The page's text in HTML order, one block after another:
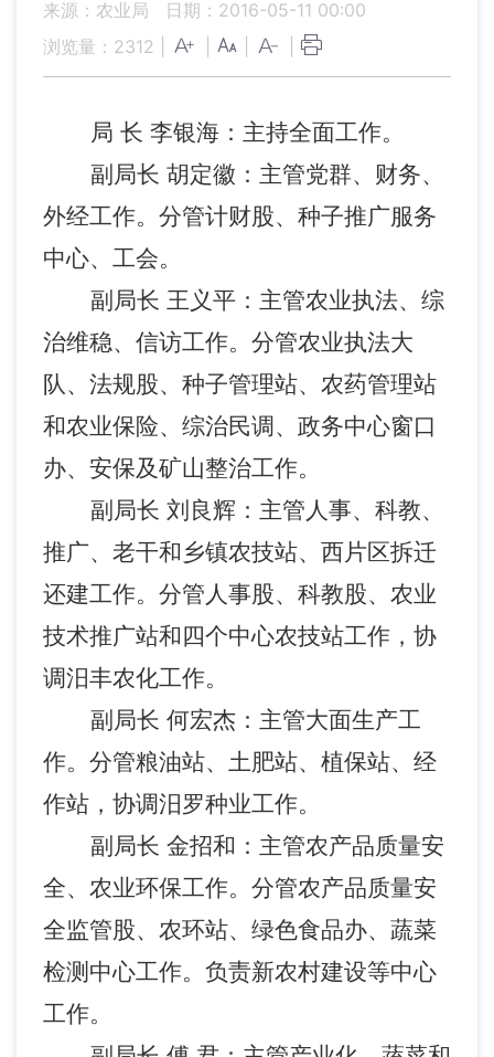
来源：农业局
日期：2016-05-11 00:00
浏览量： 2312
局 长 李银海：主持全面工作。
副局长 胡定徽：主管党群、财务、
外经工作。分管计财股、种子推广服务
中心、工会。
副局长 王义平：主管农业执法、综
治维稳、信访工作。分管农业执法大
队、法规股、种子管理站、农药管理站
和农业保险、综治民调、政务中心窗口
办、安保及矿山整治工作。
副局长 刘良辉：主管人事、科教、
推广、老干和乡镇农技站、西片区拆迁
还建工作。分管人事股、科教股、农业
技术推广站和四个中心农技站工作，协
调汨丰农化工作。
副局长 何宏杰：主管大面生产工
作。分管粮油站、土肥站、植保站、经
作站，协调汨罗种业工作。
副局长 金招和：主管农产品质量安
全、农业环保工作。分管农产品质量安
全监管股、农环站、绿色食品办、蔬菜
检测中心工作。负责新农村建设等中心
工作。